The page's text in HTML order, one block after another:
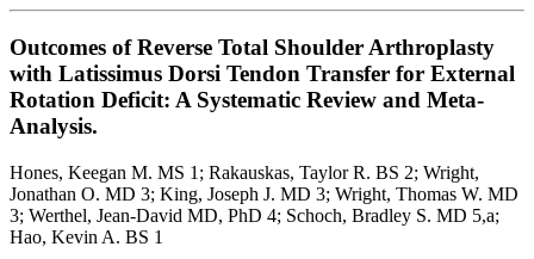
Outcomes of Reverse Total Shoulder Arthroplasty
with Latissimus Dorsi Tendon Transfer for External
Rotation Deficit: A Systematic Review and Meta-
Analysis.
Hones, Keegan M. MS 1; Rakauskas, Taylor R. BS 2; Wright,
Jonathan O. MD 3; King, Joseph J. MD 3; Wright, Thomas W. MD
3; Werthel, Jean-David MD, PhD 4; Schoch, Bradley S. MD 5,a;
Hao, Kevin A. BS 1